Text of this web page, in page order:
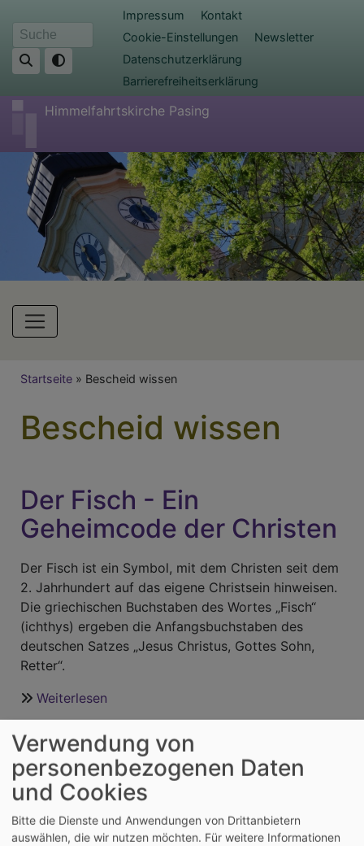
zum
Inhalt
Suche
Fußbereichsmenü
Impressum
Kontakt
Cookie-Einstellungen
Newsletter
Datenschutzerklärung
Barrierefreiheitserklärung
Himmelfahrtskirche Pasing
Hauptnavigation
Breadcrumb
Startseite Bescheid wissen
Bescheid wissen
Der Fisch - Ein
Geheimcode der Christen
Der Fisch ist ein Symbol, mit dem Christen seit dem
2. Jahrhundert auf das eigene Christsein hinweisen.
Die griechischen Buchstaben des Wortes „Fisch“
(ichthys) ergeben die Anfangsbuchstaben des
deutschen Satzes „Jesus Christus, Gottes Sohn,
Retter“.
Weiterlesen
Der
Fisch
-
Ein
Geheimcode
der
Christen
Seitennummerierung
First
page
« Anfang
Vorherige
Seite
‹‹ Seite
1 Seite
2 Seite
4 Seite
5
Seite
Verwendung von
personenbezogenen Daten
und Cookies
Bitte die Dienste und Anwendungen von Drittanbietern
auswählen, die wir nutzen möchten. Für weitere Informationen